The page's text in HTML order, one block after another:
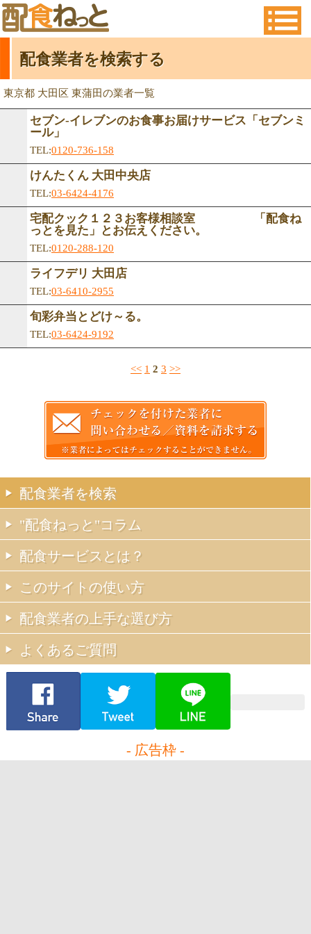
配食業者を検索する
東京都 大田区 東蒲田の業者一覧
セブン-イレブンのお食事お届けサービス「セブンミ
ール」
TEL:0120-736-158
けんたくん 大田中央店
TEL:03-6424-4176
宅配クック１２３お客様相談室 「配食ね
っとを見た」とお伝えください。
TEL:0120-288-120
ライフデリ 大田店
TEL:03-6410-2955
旬彩弁当とどけ～る。
TEL:03-6424-9192
<< 1 2 3 >>
配食業者を検索
"配食ねっと"コラム
配食サービスとは？
このサイトの使い方
配食業者の上手な選び方
よくあるご質問
- 広告枠 -